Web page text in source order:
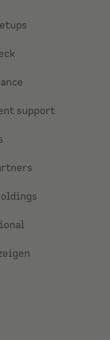
support